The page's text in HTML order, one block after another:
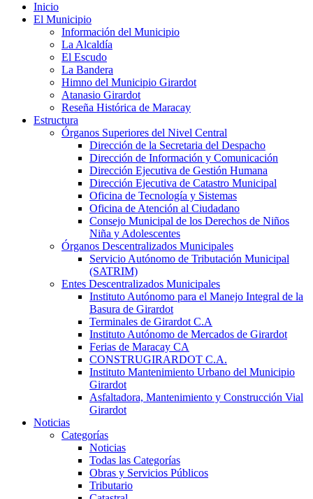
Inicio
El Municipio
Información del Municipio
La Alcaldía
El Escudo
La Bandera
Himno del Municipio Girardot
Atanasio Girardot
Reseña Histórica de Maracay
Estructura
Órganos Superiores del Nivel Central
Dirección de la Secretaria del Despacho
Dirección de Información y Comunicación
Dirección Ejecutiva de Gestión Humana
Dirección Ejecutiva de Catastro Municipal
Oficina de Tecnología y Sistemas
Oficina de Atención al Ciudadano
Consejo Municipal de los Derechos de Niños
Niña y Adolescentes
Órganos Descentralizados Municipales
Servicio Autónomo de Tributación Municipal
(SATRIM)
Entes Descentralizados Municipales
Instituto Autónomo para el Manejo Integral de la
Basura de Girardot
Terminales de Girardot C.A
Instituto Autónomo de Mercados de Girardot
Ferias de Maracay CA
CONSTRUGIRARDOT C.A.
Instituto Mantenimiento Urbano del Municipio
Girardot
Asfaltadora, Mantenimiento y Construcción Vial
Girardot
Noticias
Categorías
Noticias
Todas las Categorías
Obras y Servicios Públicos
Tributario